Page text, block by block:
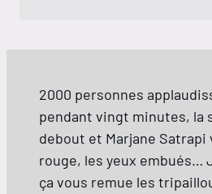
2000 personnes
pendant vingt minutes, la
debout et Marjane Satrapi
rouge, les yeux embués…
ça vous remue les